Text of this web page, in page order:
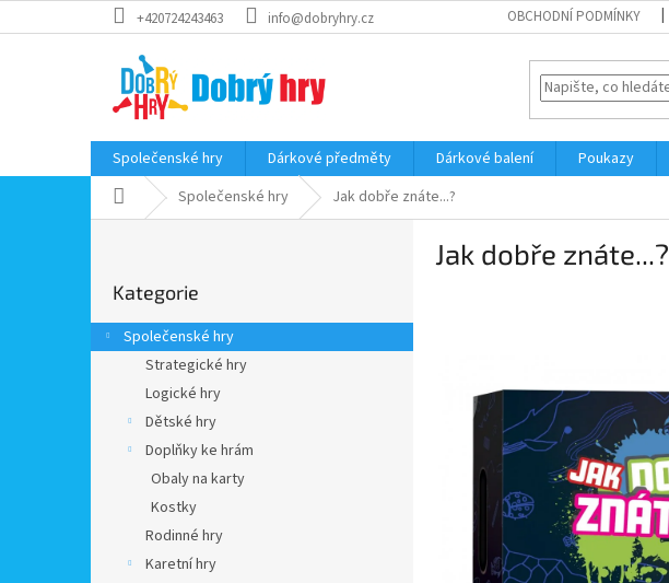
na
+420724243463 info@dobryhry.cz OBCHODNÍ PODMÍNKY
Společenské hry Dárkové předměty Dárkové balení Poukazy
Domů Společenské hry Jak dobře znáte...?
r
a
kategorie
Kategorie
Společenské hry
Strategické hry
Logické hry
Dětské hry
Doplňky ke hrám
Obaly na karty
Kostky
Rodinné hry
Karetní hry
Jak dobře znáte...?